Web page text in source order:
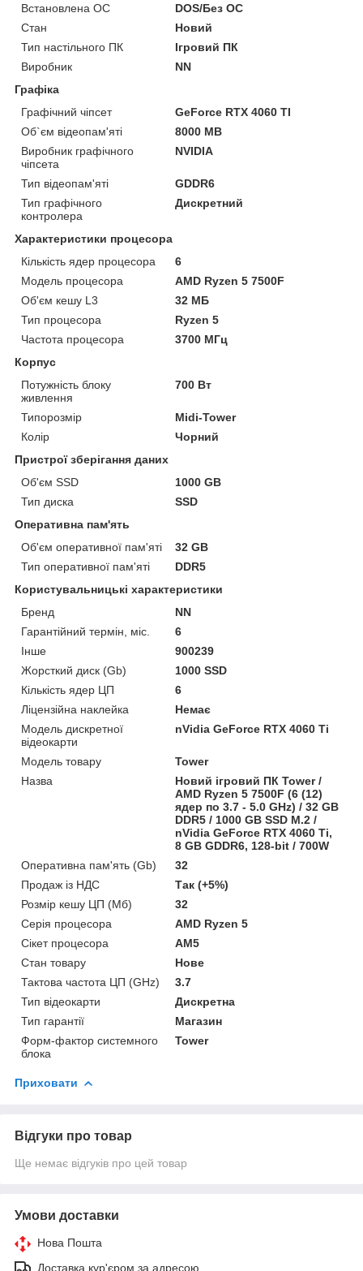
Встановлена ОС
DOS/Без ОС
Стан
Новий
Тип настільного ПК
Ігровий ПК
Виробник
NN
Графіка
Графічний чіпсет
GeForce RTX 4060 TI
Об`єм відеопам'яті
8000 MB
Виробник графічного
чіпсета
NVIDIA
Тип відеопам'яті
GDDR6
Тип графічного
контролера
Дискретний
Характеристики процесора
Кількість ядер процесора
6
Модель процесора
AMD Ryzen 5 7500F
Об'єм кешу L3
32 МБ
Тип процесора
Ryzen 5
Частота процесора
3700 МГц
Корпус
Потужність блоку
живлення
700 Вт
Типорозмір
Midi-Tower
Колір
Чорний
Пристрої зберігання даних
Об'єм SSD
1000 GB
Тип диска
SSD
Оперативна пам'ять
Об'єм оперативної пам'яті
32 GB
Тип оперативної пам'яті
DDR5
Користувальницькі характеристики
Бренд
NN
Гарантійний термін, міс.
6
Інше
900239
Жорсткий диск (Gb)
1000 SSD
Кількість ядер ЦП
6
Ліцензійна наклейка
Немає
Модель дискретної
відеокарти
nVidia GeForce RTX 4060 Ti
Модель товару
Tower
Назва
Новий ігровий ПК Tower /
AMD Ryzen 5 7500F (6 (12)
ядер по 3.7 - 5.0 GHz) / 32 GB
DDR5 / 1000 GB SSD M.2 /
nVidia GeForce RTX 4060 Ti,
8 GB GDDR6, 128-bit / 700W
Оперативна пам'ять (Gb)
32
Продаж із НДС
Так (+5%)
Розмір кешу ЦП (Мб)
32
Серія процесора
AMD Ryzen 5
Сікет процесора
AM5
Стан товару
Нове
Тактова частота ЦП (GHz)
3.7
Тип відеокарти
Дискретна
Тип гарантії
Магазин
Форм-фактор системного
блока
Tower
Приховати
Відгуки про товар
Ще немає відгуків про цей товар
Умови доставки
Нова Пошта
Доставка кур'єром за адресою